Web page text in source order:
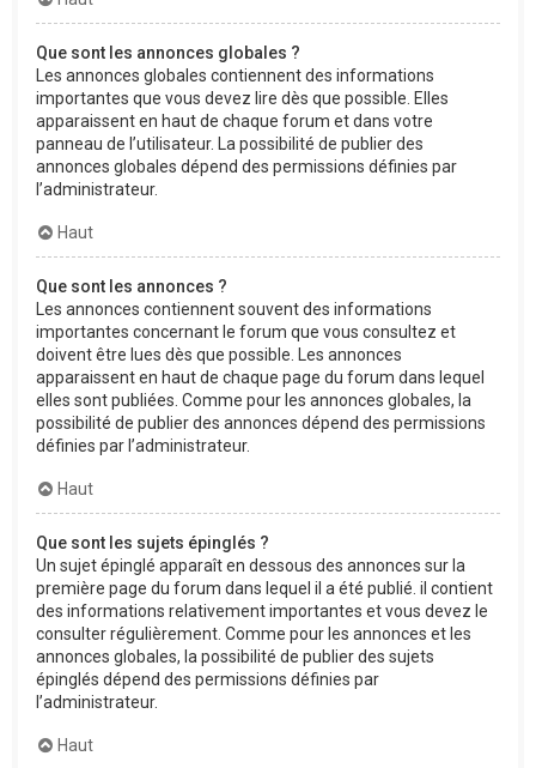
Que sont les annonces globales ?
Les annonces globales contiennent des informations
importantes que vous devez lire dès que possible. Elles
apparaissent en haut de chaque forum et dans votre
panneau de l’utilisateur. La possibilité de publier des
annonces globales dépend des permissions définies par
l’administrateur.
Haut
Que sont les annonces ?
Les annonces contiennent souvent des informations
importantes concernant le forum que vous consultez et
doivent être lues dès que possible. Les annonces
apparaissent en haut de chaque page du forum dans lequel
elles sont publiées. Comme pour les annonces globales, la
possibilité de publier des annonces dépend des permissions
définies par l’administrateur.
Haut
Que sont les sujets épinglés ?
Un sujet épinglé apparaît en dessous des annonces sur la
première page du forum dans lequel il a été publié. il contient
des informations relativement importantes et vous devez le
consulter régulièrement. Comme pour les annonces et les
annonces globales, la possibilité de publier des sujets
épinglés dépend des permissions définies par
l’administrateur.
Haut